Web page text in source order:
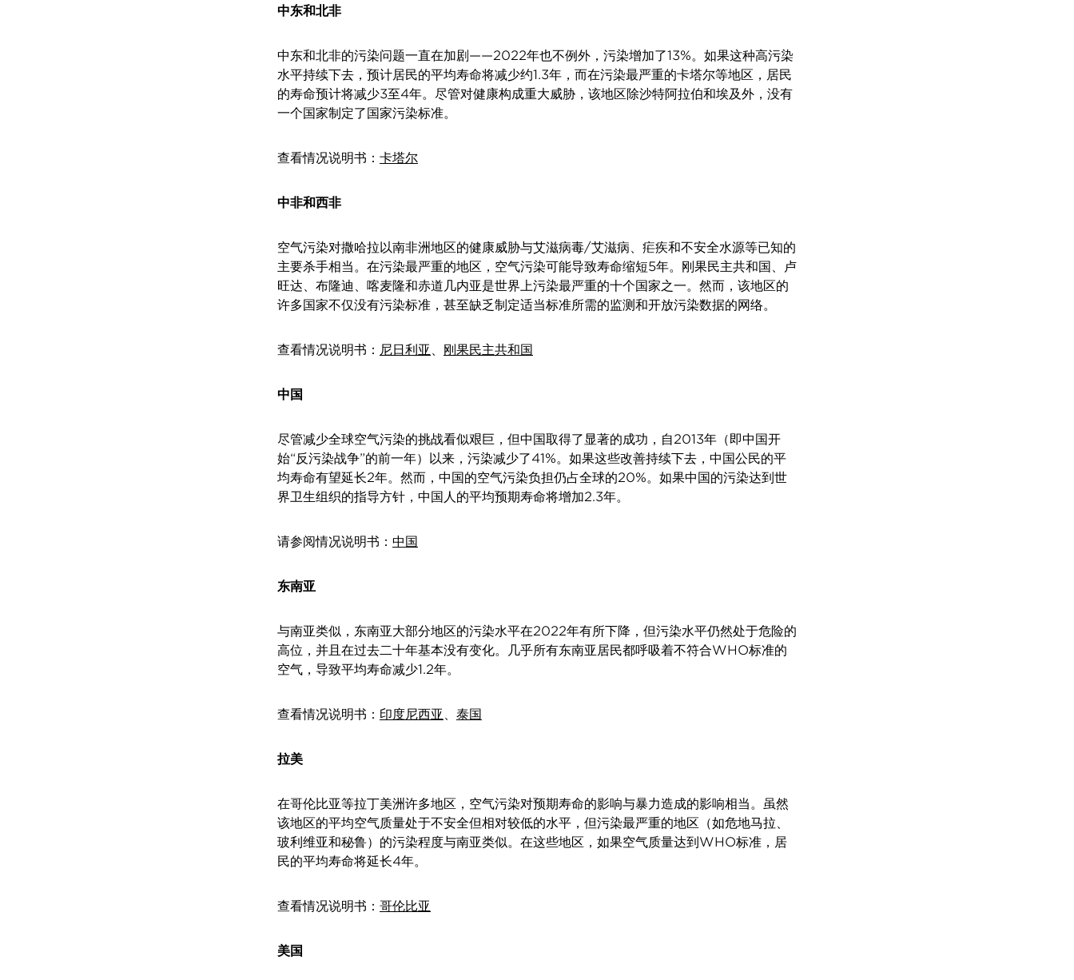
中东和北非
中东和北非的污染问题一直在加剧——2022年也不例外，污染增加了13%。如果这种高污染
水平持续下去，预计居民的平均寿命将减少约1.3年，而在污染最严重的卡塔尔等地区，居民
的寿命预计将减少3至4年。尽管对健康构成重大威胁，该地区除沙特阿拉伯和埃及外，没有
一个国家制定了国家污染标准。
查看情况说明书： 卡塔尔
中非和西非
空气污染对撒哈拉以南非洲地区的健康威胁与艾滋病毒/艾滋病、疟疾和不安全水源等已知的
主要杀手相当。在污染最严重的地区，空气污染可能导致寿命缩短5年。刚果民主共和国、卢
旺达、布隆迪、喀麦隆和赤道几内亚是世界上污染最严重的十个国家之一。然而，该地区的
许多国家不仅没有污染标准，甚至缺乏制定适当标准所需的监测和开放污染数据的网络。
查看情况说明书： 尼日利亚 、 刚果民主共和国
中国
尽管减少全球空气污染的挑战看似艰巨，但中国取得了显著的成功，自2013年（即中国开
始“反污染战争”的前一年）以来，污染减少了41%。如果这些改善持续下去，中国公民的平
均寿命有望延长2年。然而，中国的空气污染负担仍占全球的20%。如果中国的污染达到世
界卫生组织的指导方针，中国人的平均预期寿命将增加2.3年。
请参阅情况说明书： 中国
东南亚
与南亚类似，东南亚大部分地区的污染水平在2022年有所下降，但污染水平仍然处于危险的
高位，并且在过去二十年基本没有变化。几乎所有东南亚居民都呼吸着不符合WHO标准的
空气，导致平均寿命减少1.2年。
查看情况说明书： 印度尼西亚 、 泰国
拉美
在哥伦比亚等拉丁美洲许多地区，空气污染对预期寿命的影响与暴力造成的影响相当。虽然
该地区的平均空气质量处于不安全但相对较低的水平，但污染最严重的地区（如危地马拉、
玻利维亚和秘鲁）的污染程度与南亚类似。在这些地区，如果空气质量达到WHO标准，居
民的平均寿命将延长4年。
查看情况说明书： 哥伦比亚
美国